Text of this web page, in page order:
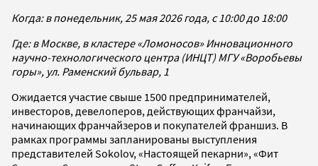
Когда: в понедельник, 25 мая 2026 года, с 10:00 до 18:00
Где: в Москве, в кластере «Ломоносов» Инновационного
научно-технологического центра (ИНЦТ) МГУ «Воробьевы
горы», ул. Раменский бульвар, 1
Ожидается участие свыше 1500 предпринимателей,
инвесторов, девелоперов, действующих франчайзи,
начинающих франчайзеров и покупателей франшиз. В
рамках программы запланированы выступления
представителей Sokolov, «Настоящей пекарни», «Фит